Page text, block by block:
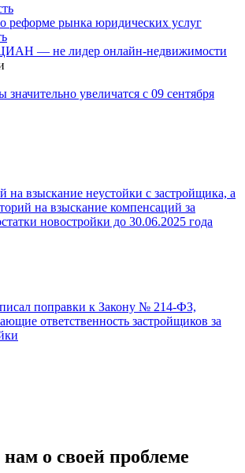
рынка юридических услуг
— не лидер онлайн-недвижимости
увеличатся с 09 сентября
на взыскание неустойки с застройщика, а
на взыскание компенсаций за
новостройки до 30.06.2025 года
поправки к Закону № 214-ФЗ,
ответственность застройщиков за
о своей проблеме